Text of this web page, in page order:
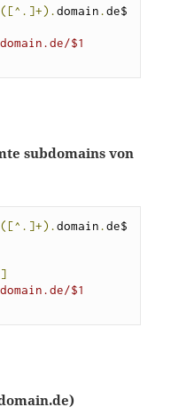
domain.
$1
subdomains von
domain.
]
$1